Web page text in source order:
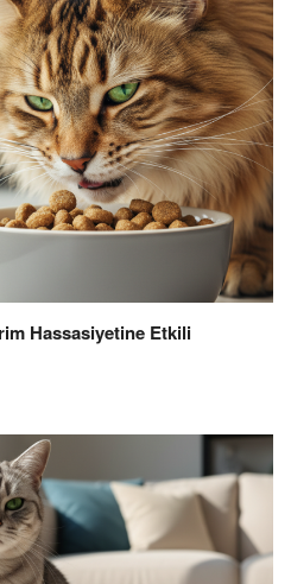
Hassasiyetine Etkili